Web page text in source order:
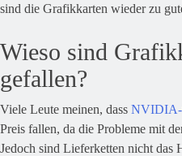
sind die Grafikkarten wieder zu
Wieso sind
gefallen?
Viele Leute meinen, dass NVIDIA-
Preis fallen, da die Probleme mit
Jedoch sind Lieferketten nicht das